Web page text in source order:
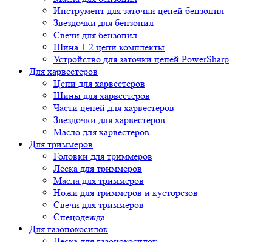
Инструмент для заточки цепей бензопил
Звездочки для бензопил
Свечи для бензопил
Шина + 2 цепи комплекты
Устройство для заточки цепей PowerSharp
Для харвестеров
Цепи для харвестеров
Шины для харвестеров
Части цепей для харвестеров
Звездочки для харвестеров
Масло для харвестеров
Для триммеров
Головки для триммеров
Леска для триммеров
Масла для триммеров
Ножи для триммеров и кусторезов
Свечи для триммеров
Спецодежда
Для газонокосилок